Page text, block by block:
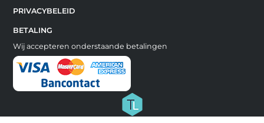
PRIVACYBELEID
BETALING
Wij accepteren onderstaande betalingen